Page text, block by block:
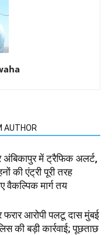
AUTHOR
अंबिकापुर में ट्रैफिक अलर्ट,
की एंट्री पूरी तरह
वैकल्पिक मार्ग तय
आरोपी पलटू दास मुंबई
की बड़ी कार्रवाई; पूछताछ